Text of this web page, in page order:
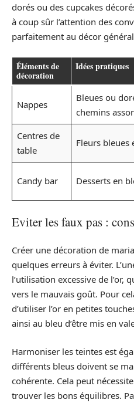
dorés ou des cupcakes
à coup sûr l’attention des
parfaitement au décor
Éléments de
décoration
Idées pratiques
Nappes
Bleues ou
chemins
Centres de
table
Fleurs bleues
Candy bar Desserts en
Eviter les faux pas :
Créer une décoration de
quelques erreurs à éviter.
l’utilisation excessive de
vers le mauvais goût. Pour
d’utiliser l’or en petites
ainsi au bleu d’être mis en
Harmoniser les teintes est
différents bleus doivent se
cohérente. Cela peut
trouver les bons équilibres.